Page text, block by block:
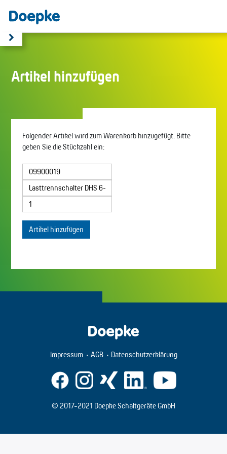
Artikel hinzufügen
Folgender Artikel wird zum Warenkorb hinzugefügt. Bitte
geben Sie die Stückzahl ein:
Artikel hinzufügen
Impressum AGB Datenschutzerklärung
© 2017-2021 Doepke Schaltgeräte GmbH